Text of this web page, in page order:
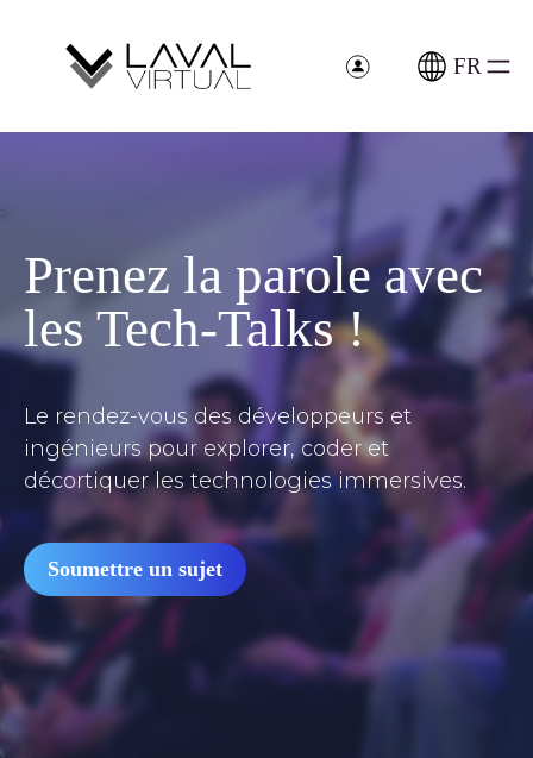
FR
>
Prenez la parole avec
les Tech-Talks !
Le rendez-vous des développeurs et
ingénieurs pour explorer, coder et
décortiquer les technologies immersives.
Soumettre un sujet